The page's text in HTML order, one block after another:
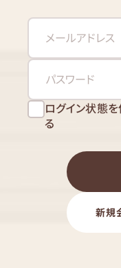
ログイン状態
る
新規